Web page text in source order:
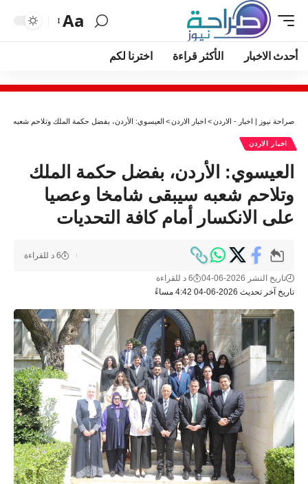
Aa
أحدث الاخبار الأكثر قراءة اخترنا لكم
صراحة نيوز | اخبار - الاردن> اخبار الاردن> العيسوي: الأردن، بفضل حكمة الملك وتلاحم شعبه
اخبار الاردن
العيسوي: الأردن، بفضل حكمة الملك
وتلاحم شعبه سيبقى شامخا وعصيا
على الانكسار أمام كافة التحديات
تاريخ آخر تحديث 2026-06-04 4:42 مساءً
تاريخ النشر 2026-06-04 6 د للقراءة
6 د للقراءة